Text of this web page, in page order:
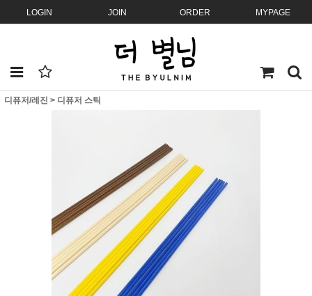
LOGIN JOIN ORDER MYPAGE
디퓨저/레진 > 디퓨저 스틱